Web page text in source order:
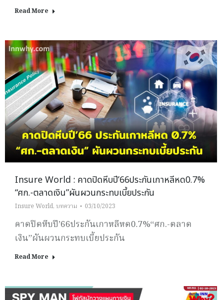
Read More
Insure World : คาดปิดหีบปี’66ประกันเกาหลีหด0.7%
“ศก.-ตลาดเงิน”ผันผวนกระทบเบี้ยประกัน
Insure World, บทความ 03/10/2023
คาดปิดหีบปี’66ประกันเกาหลีหด0.7%“ศก.-ตลาด
เงิน”ผันผวนกระทบเบี้ยประกัน
Read More